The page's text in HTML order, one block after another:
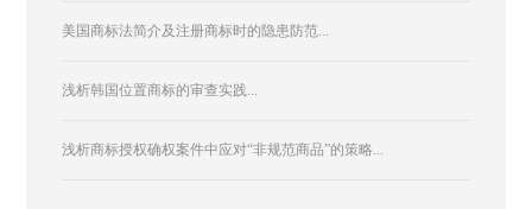
美国商标法简介及注册商标时的隐患防范...
浅析韩国位置商标的审查实践...
浅析商标授权确权案件中应对“非规范商品”的策略...